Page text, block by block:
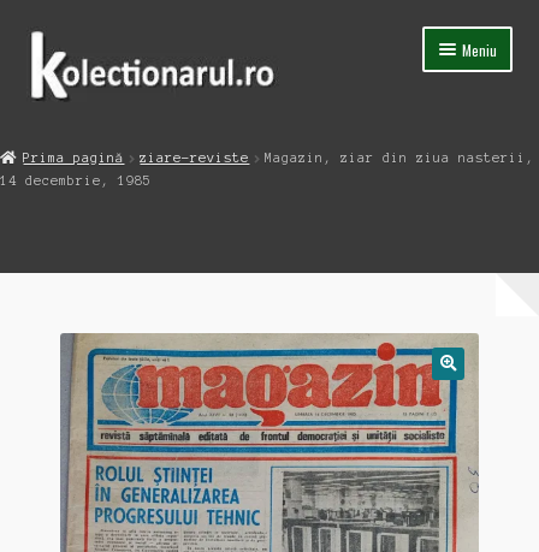
Sari
navigare
Sari
conținut
Meniu
Magazin
Prima pagină ziare-reviste
Magazin, ziar din ziua nasterii,
14 decembrie, 1985